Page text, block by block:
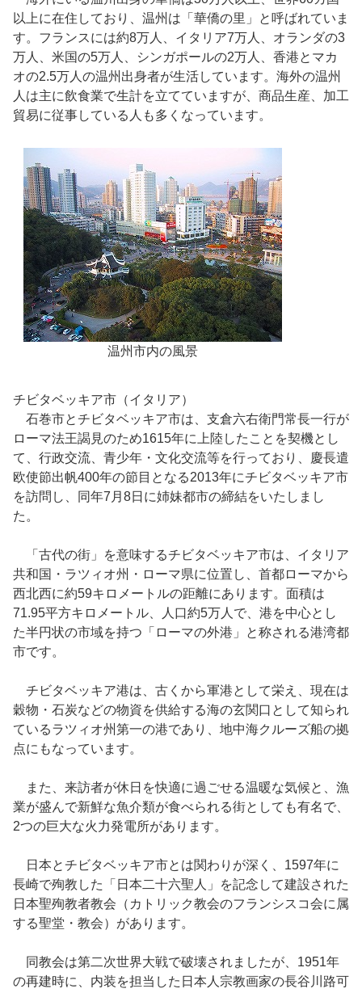
以上に在住しており、温州は「華僑の里」と呼ばれていま
す。フランスには約8万人、イタリア7万人、オランダの3
万人、米国の5万人、シンガポールの2万人、香港とマカ
オの2.5万人の温州出身者が生活しています。海外の温州
人は主に飲食業で生計を立てていますが、商品生産、加工
貿易に従事している人も多くなっています。
温州市内の風景
チビタベッキア市（イタリア）
石巻市とチビタベッキア市は、支倉六右衛門常長一行が
ローマ法王謁見のため1615年に上陸したことを契機とし
て、行政交流、青少年・文化交流等を行っており、慶長遣
欧使節出帆400年の節目となる2013年にチビタベッキア市
を訪問し、同年7月8日に姉妹都市の締結をいたしまし
た。
「古代の街」を意味するチビタベッキア市は、イタリア
共和国・ラツィオ州・ローマ県に位置し、首都ローマから
西北西に約59キロメートルの距離にあります。面積は
71.95平方キロメートル、人口約5万人で、港を中心とし
た半円状の市域を持つ「ローマの外港」と称される港湾都
市です。
チビタベッキア港は、古くから軍港として栄え、現在は
穀物・石炭などの物資を供給する海の玄関口として知られ
ているラツィオ州第一の港であり、地中海クルーズ船の拠
点にもなっています。
また、来訪者が休日を快適に過ごせる温暖な気候と、漁
業が盛んで新鮮な魚介類が食べられる街としても有名で、
2つの巨大な火力発電所があります。
日本とチビタベッキア市とは関わりが深く、1597年に
長崎で殉教した「日本二十六聖人」を記念して建設された
日本聖殉教者教会（カトリック教会のフランシスコ会に属
する聖堂・教会）があります。
同教会は第二次世界大戦で破壊されましたが、1951年
の再建時に、内装を担当した日本人宗教画家の長谷川路可